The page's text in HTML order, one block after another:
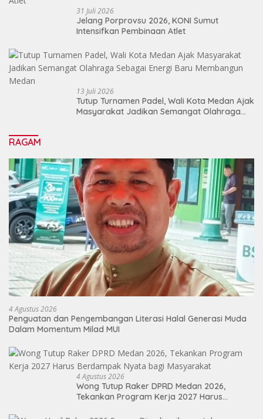
31 Juli 2026
Jelang Porprovsu 2026, KONI Sumut
Intensifkan Pembinaan Atlet
13 Juli 2026
Tutup Turnamen Padel, Wali Kota Medan Ajak
Masyarakat Jadikan Semangat Olahraga
RAGAM
4 Agustus 2026
Penguatan dan Pengembangan Literasi Halal Generasi Muda
Dalam Momentum Milad MUI
4 Agustus 2026
Wong Tutup Raker DPRD Medan 2026,
Tekankan Program Kerja 2027 Harus